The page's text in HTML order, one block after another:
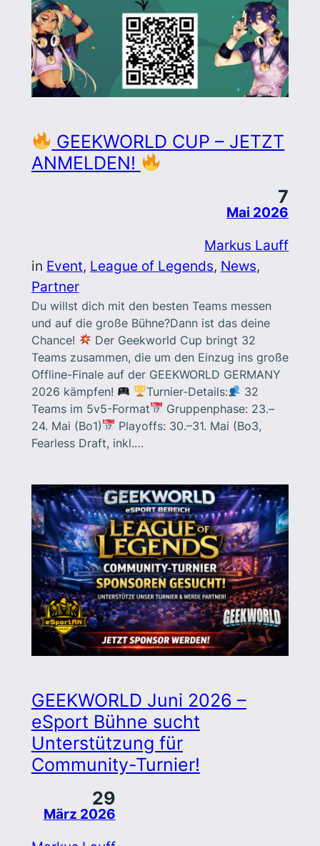
GEEKWORLD CUP – JETZT
ANMELDEN!
7
Mai 2026
Markus Lauff
in Event, League of Legends, News
Partner
Du willst dich mit den besten Teams messen
und auf die große Bühne?Dann ist das deine
Chance!
Der Geekworld Cup bringt 32
Teams zusammen, die um den Einzug ins große
Offline-Finale auf der GEEKWORLD GERMANY
2026 kämpfen!
Turnier-Details:
32
Teams im 5v5-Format
Gruppenphase: 23.–
24. Mai (Bo1)
Playoffs: 30.–31. Mai (Bo3,
Fearless Draft, inkl.…
GEEKWORLD Juni 2026 –
eSport Bühne sucht
Unterstützung für
Community-Turnier!
29
März 2026